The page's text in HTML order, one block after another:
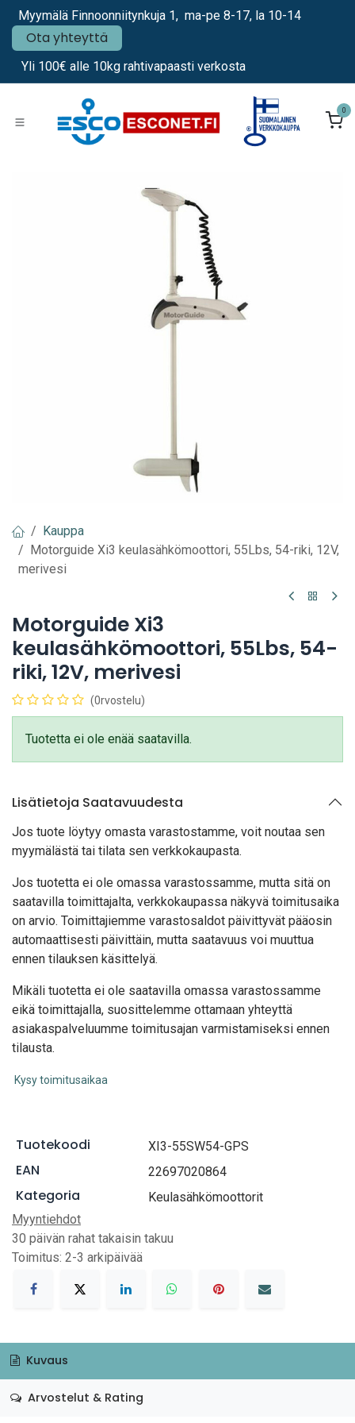
Siirry sisältöön
Myymälä Finnoonniitynkuja 1, ma-pe 8-17, la 10-14
Ota yhteyttä
Yli 100€ alle 10kg rahtivapaasti verkosta
0
Kauppa
Motorguide Xi3 keulasähkömoottori, 55Lbs, 54-riki, 12V,
merivesi
Motorguide Xi3
keulasähkömoottori, 55Lbs, 54-
riki, 12V, merivesi
(0rvostelu)
Tuotetta ei ole enää saatavilla.
Lisätietoja Saatavuudesta
Jos tuote löytyy omasta varastostamme, voit noutaa sen
myymälästä tai tilata sen verkkokaupasta.
Jos tuotetta ei ole omassa varastossamme, mutta sitä on
saatavilla toimittajalta, verkkokaupassa näkyvä toimitusaika
on arvio. Toimittajiemme varastosaldot päivittyvät pääosin
automaattisesti päivittäin, mutta saatavuus voi muuttua
ennen tilauksen käsittelyä.
Mikäli tuotetta ei ole saatavilla omassa varastossamme
eikä toimittajalla, suosittelemme ottamaan yhteyttä
asiakaspalveluumme toimitusajan varmistamiseksi ennen
tilausta.
Kysy toimitusaikaa
Tuotekoodi XI3-55SW54-GPS
EAN 22697020864
Kategoria
Keulasähkömoottorit
Myyntiehdot
30 päivän rahat takaisin takuu
Toimitus: 2-3 arkipäivää
Kuvaus
Arvostelut & Rating